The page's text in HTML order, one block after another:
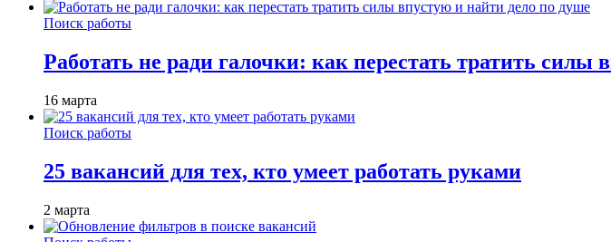
Поиск работы
Работать не ради галочки: как перестать тратить силы
16 марта
Поиск работы
25 вакансий для тех, кто умеет работать руками
2 марта